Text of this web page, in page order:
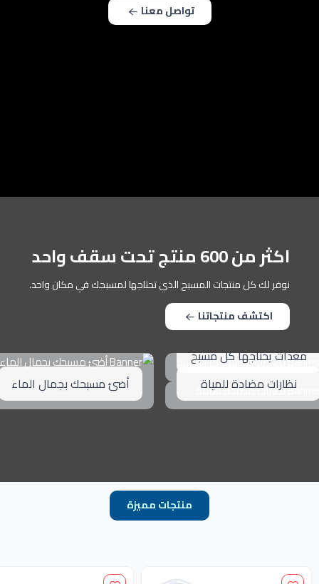
تواصل معنا
اكثر من 600 منتج تحت سقف واحد
نوفر لك كل منتجات المسبح الذي تحتاجها لمسبحك في مكان واحد.
اكتشف منتجاتنا
معدات يحتاجها كل مسبح
نظارات مضادة للمياة
أضئ مسبحك بجمال الماء
منتجات مميزة